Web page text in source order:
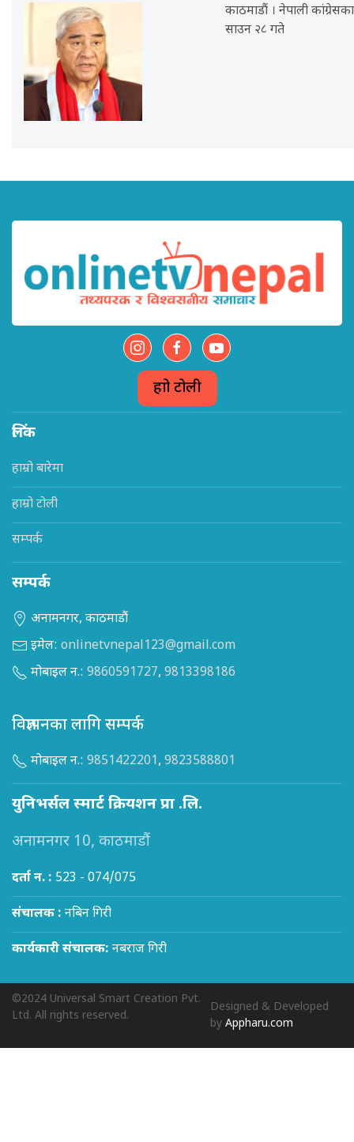
काठमाडौं । नेपाली
साउन २८ गते
हाम्रो टोली
लिंक
हाम्रो बारेमा
हाम्रो टोली
सम्पर्क
सम्पर्क
अनामनगर, काठमाडौं
इमेल: onlinetvnepal123@gmail.com
मोबाइल न.: 9860591727, 9813398186
विज्ञापनका लागि सम्पर्क
मोबाइल न.: 9851422201, 9823588801
युनिभर्सल स्मार्ट क्रियशन प्रा .लि.
अनामनगर 10, काठमाडौं
दर्ता न. : 523 - 074/075
संचालक : नबिन गिरी
कार्यकारी संचालक: नबराज गिरी
©2024 Universal Smart Creation Pvt.
Ltd. All rights reserved.
Designed & Developed
byAppharu.com